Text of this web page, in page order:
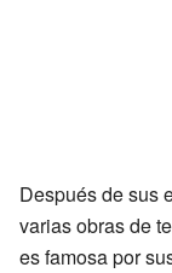
Después de sus
varias obras de
es famosa por